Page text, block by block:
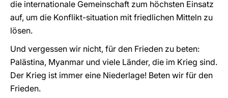
die internationale Gemeinschaft zum höchsten Einsatz
auf, um die Konflikt-situation mit friedlichen Mitteln zu
lösen.
Und vergessen wir nicht, für den Frieden zu beten:
Palästina, Myanmar und viele Länder, die im Krieg sind.
Der Krieg ist immer eine Niederlage! Beten wir für den
Frieden.